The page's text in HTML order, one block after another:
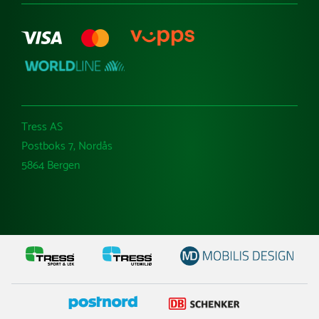
Tress AS
Postboks 7, Nordås
5864 Bergen